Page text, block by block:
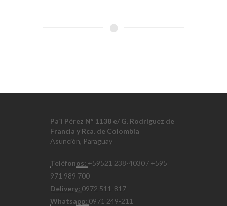
Pa´i Pérez Nº 1138 e/ G. Rodríguez de
Francia y Rca. de Colombia
Asunción, Paraguay
Teléfonos: +59521 238-4030 / +595
971 989 700
Delivery: 0972 511-817
Whatsapp: 0971 249-211